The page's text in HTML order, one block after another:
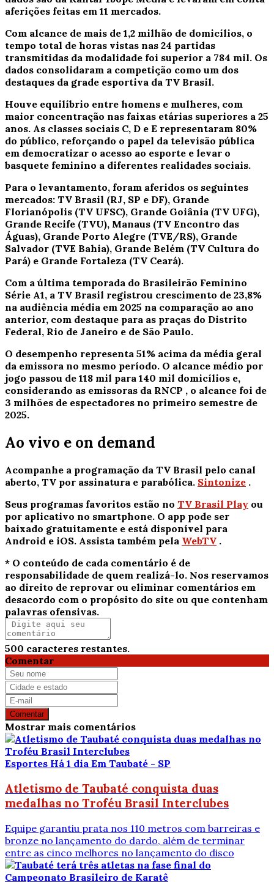
aferições feitas em 11 mercados.
Com alcance de mais de 1,2 milhão de domicílios, o
tempo total de horas vistas nas 24 partidas
transmitidas da modalidade foi superior a 784 mil. Os
dados consolidaram a competição como um dos
destaques da grade esportiva da TV Brasil.
Houve equilíbrio entre homens e mulheres, com
maior concentração nas faixas etárias superiores a 25
anos. As classes sociais C, D e E representaram 80%
do público, reforçando o papel da televisão pública
em democratizar o acesso ao esporte e levar o
basquete feminino a diferentes realidades sociais.
Para o levantamento, foram aferidos os seguintes
mercados: TV Brasil (RJ, SP e DF), Grande
Florianópolis (TV UFSC), Grande Goiânia (TV UFG),
Grande Recife (TVU), Manaus (TV Encontro das
Águas), Grande Porto Alegre (TVE/RS), Grande
Salvador (TVE Bahia), Grande Belém (TV Cultura do
Pará) e Grande Fortaleza (TV Ceará).
Com a última temporada do Brasileirão Feminino
Série A1, a TV Brasil registrou crescimento de 23,8%
na audiência média em 2025 na comparação ao ano
anterior, com destaque para as praças do Distrito
Federal, Rio de Janeiro e de São Paulo.
O desempenho representa 51% acima da média geral
da emissora no mesmo período. O alcance médio por
jogo passou de 118 mil para 140 mil domicílios e,
considerando as emissoras da RNCP , o alcance foi de
3 milhões de espectadores no primeiro semestre de
2025.
Ao vivo e on demand
Acompanhe a programação da TV Brasil pelo canal
aberto, TV por assinatura e parabólica. Sintonize .
Seus programas favoritos estão no TV Brasil Play ou
por aplicativo no smartphone. O app pode ser
baixado gratuitamente e está disponível para
Android e iOS. Assista também pela WebTV .
* O conteúdo de cada comentário é de
responsabilidade de quem realizá-lo. Nos reservamos
ao direito de reprovar ou eliminar comentários em
desacordo com o propósito do site ou que contenham
palavras ofensivas.
500 caracteres restantes.
Comentar
Comentar
Mostrar mais comentários
Esportes Há 1 dia Em Taubaté - SP
Atletismo de Taubaté conquista duas
medalhas no Troféu Brasil Interclubes
Equipe garantiu prata nos 110 metros com barreiras e
bronze no lançamento do dardo, além de terminar
entre as cinco melhores no lançamento do disco